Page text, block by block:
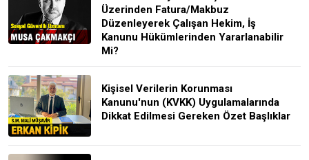
Üzerinden Fatura/Makbuz
Düzenleyerek Çalışan Hekim, İş
Kanunu Hükümlerinden Yararlanabilir
Mi?
Kişisel Verilerin Korunması
Kanunu'nun (KVKK) Uygulamalarında
Dikkat Edilmesi Gereken Özet Başlıklar